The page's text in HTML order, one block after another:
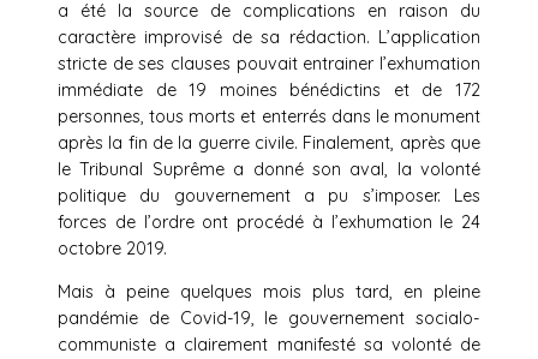
a été la source de complications en raison du
caractère improvisé de sa rédaction. L’application
stricte de ses clauses pouvait entrainer l’exhumation
immédiate de 19 moines bénédictins et de 172
personnes, tous morts et enterrés dans le monument
après la fin de la guerre civile. Finalement, après que
le Tribunal Suprême a donné son aval, la volonté
politique du gouvernement a pu s’imposer. Les
forces de l’ordre ont procédé à l’exhumation le 24
octobre 2019.
Mais à peine quelques mois plus tard, en pleine
pandémie de Covid-19, le gouvernement socialo-
communiste a clairement manifesté sa volonté de